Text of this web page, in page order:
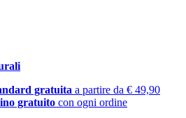
gratuita a partire da € 49,90
gratuito con ogni ordine